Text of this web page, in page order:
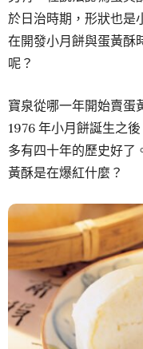
於日治時期，形狀也是
在開發小月餅與蛋黃酥
呢？
寶泉從哪一年開始賣蛋
1976 年小月餅誕生之
多有四十年的歷史好了
黃酥是在爆紅什麼？